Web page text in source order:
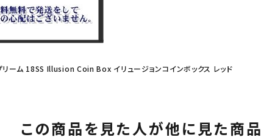
ーム 18SS Illusion Coin Box イリュージョンコインボックス レッド
この商品を見た人が他に見た商品